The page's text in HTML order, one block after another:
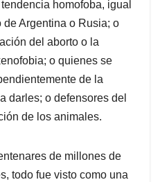
homofoba, igual
Argentina o Rusia; o
del aborto o la
o quienes se
de la
darles; o defensores del
de los animales.
de millones de
todo fue visto como una